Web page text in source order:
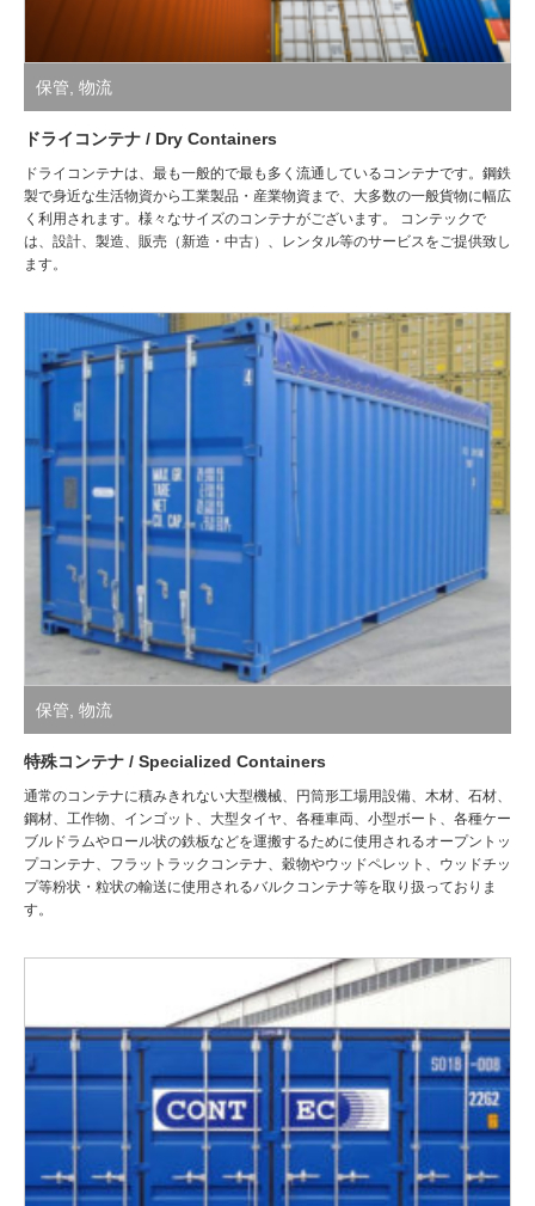
保管 物流
ドライコンテナ / Dry Containers
ドライコンテナは、最も一般的で最も多く流通しているコンテナです。鋼鉄
製で身近な生活物資から工業製品・産業物資まで、大多数の一般貨物に幅広
く利用されます。様々なサイズのコンテナがございます。 コンテックで
は、設計、製造、販売（新造・中古）、レンタル等のサービスをご提供致し
ます。
保管 物流
特殊コンテナ / Specialized Containers
通常のコンテナに積みきれない大型機械、円筒形工場用設備、木材、石材、
鋼材、工作物、インゴット、大型タイヤ、各種車両、小型ボート、各種ケー
ブルドラムやロール状の鉄板などを運搬するために使用されるオープントッ
プコンテナ、フラットラックコンテナ、穀物やウッドペレット、ウッドチッ
プ等粉状・粒状の輸送に使用されるバルクコンテナ等を取り扱っておりま
す。